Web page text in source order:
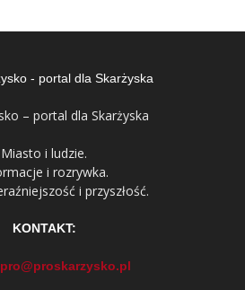
– portal dla Skarżyska
Miasto i ludzie.
i rozrywka.
i przyszłość.
KONTAKT:
pro@proskarzysko.pl